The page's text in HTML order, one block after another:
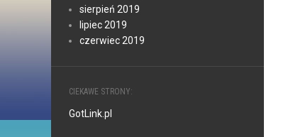
sierpień 2019
lipiec 2019
czerwiec 2019
CIEKAWE STRONY:
GotLink.pl